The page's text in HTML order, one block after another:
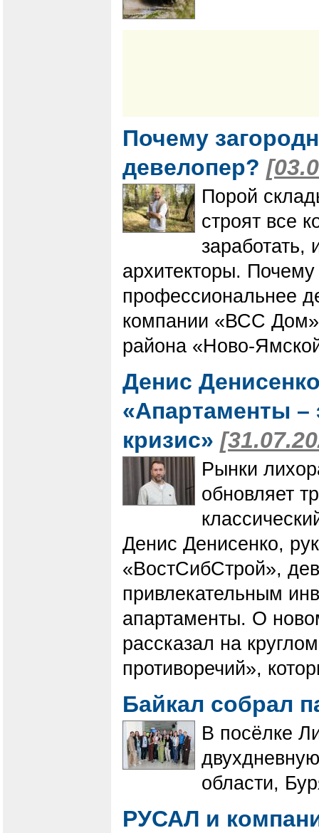
Почему
девелопер?
Порой
строят все
заработать,
архитекторы.
профессиональнее
компании «ВСС Дом»
района «Ново-
Денис
«Апартаменты –
кризис»
Рынки
обновляет
Денис Денисенко,
«ВостСибСтрой»,
привлекательным
апартаменты. О
рассказал на
противоречий»,
Байкал собрал
В посёлке
области,
РУСАЛ и